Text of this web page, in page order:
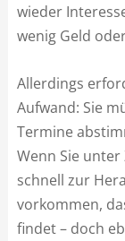
wieder
wenig Geld
Allerdings
Aufwand: Sie
Termine
Wenn Sie
schnell zur
vorkommen,
findet – doch